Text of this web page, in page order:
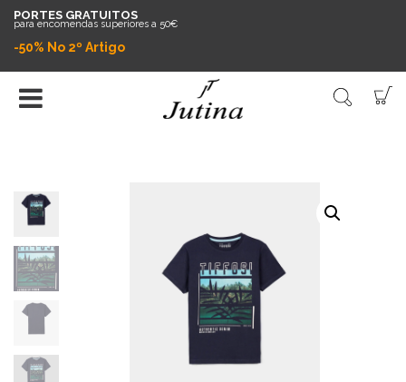
PORTES GRATUITOS
para encomendas superiores a 50€
-50% No 2º Artigo